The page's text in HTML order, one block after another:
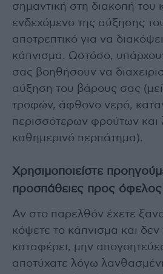
σημαντική στη διακοπή του
ενδεχόμενο της αύξησης
αποτρεπτικό για να
κάπνισμα. Ωστόσο,
σας βοηθήσουν να
αύξηση του βάρους σας
τροφών, άφθονο νερό,
περισσότερων φρούτων και
καθημερινό περπάτημα).
Χρησιμοποιείστε
προσπάθειες προς
Αν στο παρελθόν έχετε
κόψετε το κάπνισμα και δεν
καταφέρει, μην
αποτύχατε λόγω